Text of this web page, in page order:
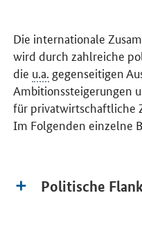
Die internationale
wird durch zahlreiche
die u.a. gegenseitigen
Ambitionssteigerungen
für privatwirtschaftliche
Im Folgenden einzelne
Politische